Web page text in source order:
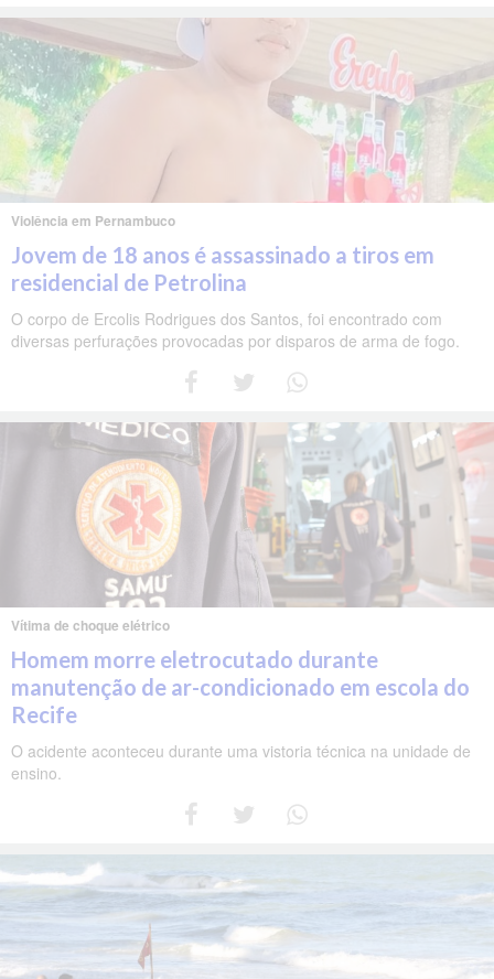
Violência em Pernambuco
Jovem de 18 anos é assassinado a tiros em
residencial de Petrolina
O corpo de Ercolis Rodrigues dos Santos, foi encontrado com
diversas perfurações provocadas por disparos de arma de fogo.
Vítima de choque elétrico
Homem morre eletrocutado durante
manutenção de ar-condicionado em escola do
Recife
O acidente aconteceu durante uma vistoria técnica na unidade de
ensino.